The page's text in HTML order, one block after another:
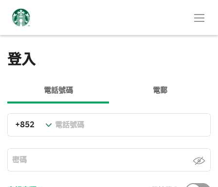
登入
電話號碼 電郵